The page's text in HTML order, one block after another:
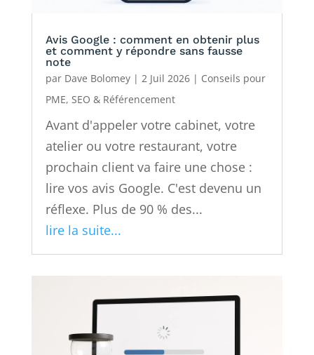
Avis Google : comment en obtenir plus
et comment y répondre sans fausse
note
par Dave Bolomey| 2 Juil 2026| Conseils pour
PME, SEO & Référencement
Avant d'appeler votre cabinet, votre
atelier ou votre restaurant, votre
prochain client va faire une chose :
lire vos avis Google. C'est devenu un
réflexe. Plus de 90 % des...
lire la suite...